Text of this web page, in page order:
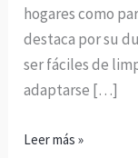
hogares como
destaca por su
ser fáciles de
adaptarse […]
Leer más »